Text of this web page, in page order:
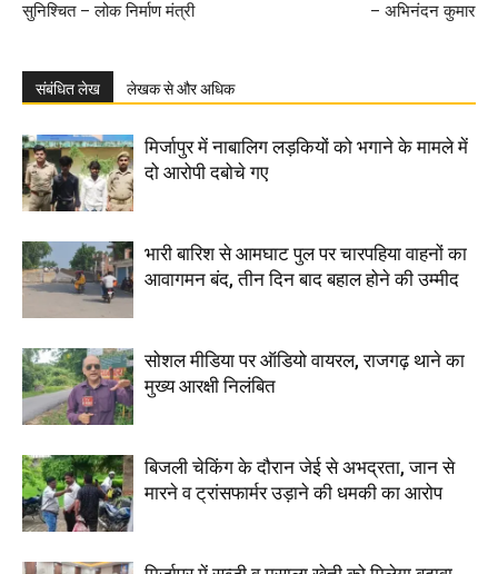
सुनिश्चित – लोक निर्माण मंत्री
– अभिनंदन कुमार
संबंधित लेख लेखक से और अधिक
मिर्जापुर में नाबालिग लड़कियों को भगाने के मामले में
दो आरोपी दबोचे गए
भारी बारिश से आमघाट पुल पर चारपहिया वाहनों का
आवागमन बंद, तीन दिन बाद बहाल होने की उम्मीद
सोशल मीडिया पर ऑडियो वायरल, राजगढ़ थाने का
मुख्य आरक्षी निलंबित
बिजली चेकिंग के दौरान जेई से अभद्रता, जान से
मारने व ट्रांसफार्मर उड़ाने की धमकी का आरोप